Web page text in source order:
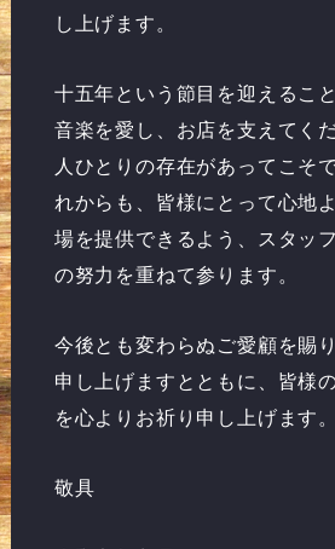
し上げます。
十五年という節目を迎えるこ
音楽を愛し、お店を支えてく
人ひとりの存在があってこそ
れからも、皆様にとって心地
場を提供できるよう、スタッ
の努力を重ねて参ります。
今後とも変わらぬご愛顧を賜
申し上げますとともに、皆様
を心よりお祈り申し上げます。
敬具